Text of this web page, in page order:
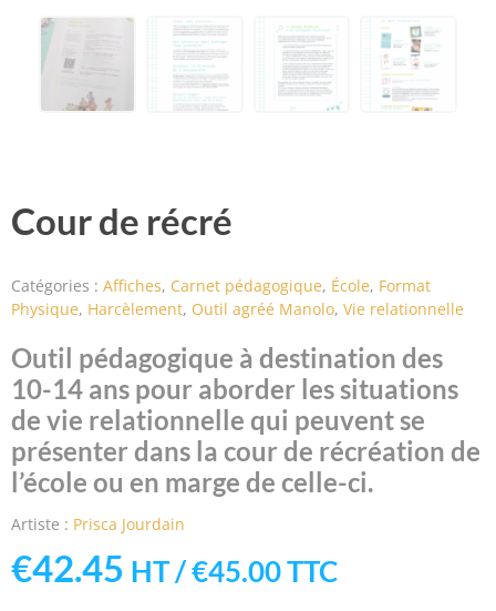
Cour de récré
Catégories : Affiches, Carnet pédagogique, École, Format
Physique, Harcèlement, Outil agréé Manolo, Vie relationnelle
Outil pédagogique à destination des
10-14 ans pour aborder les situations
de vie relationnelle qui peuvent se
présenter dans la cour de récréation de
l’école ou en marge de celle-ci.
Artiste : Prisca Jourdain
€42.45 HT /€45.00TTC